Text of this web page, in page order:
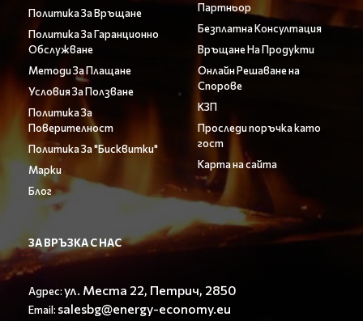
Политика За Връщане
Политика За Гаранционно
Обслужване
Методи За Плащане
Условия За Ползване
Политика За
Поверителност
Политика За "Бисквитки"
Марки
Блог
Партньор
Безплатна Консултация
Връщане На Продукти
Онлайн Решаване на
Спорове
КЗП
Проследи поръчка като
гост
Карта на сайта
ЗА ВРЪЗКА С НАС
Адрес:ул. Места 22, Петрич, 2850
Email: salesbg@energy-economy.eu